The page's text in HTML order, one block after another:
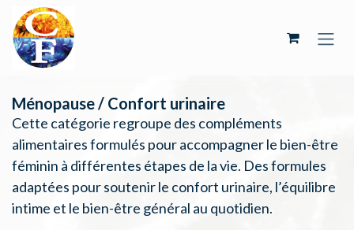
Se rendre au contenu
Ménopause / Confort urinaire
Cette catégorie regroupe des compléments
alimentaires formulés pour accompagner le bien-être
féminin à différentes étapes de la vie. Des formules
adaptées pour soutenir le confort urinaire, l’équilibre
intime et le bien-être général au quotidien.